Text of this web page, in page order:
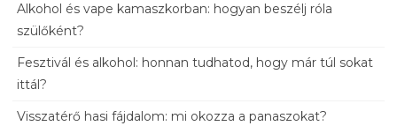
Alkohol és vape kamaszkorban: hogyan beszélj róla
szülőként?
Fesztivál és alkohol: honnan tudhatod, hogy már túl sokat
ittál?
Visszatérő hasi fájdalom: mi okozza a panaszokat?